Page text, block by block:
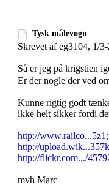
Tysk målevogn
Skrevet af eg3104, 1/
Så er jeg på krigstien
Er der nogle der ved
Kunne rigtig godt
ikke helt sikker fordi
http://
http://
http://flickr.com.../
mvh Marc